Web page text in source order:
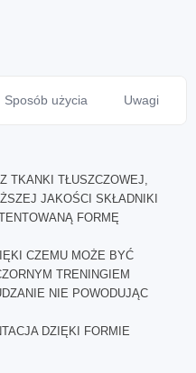
Sposób użycia Uwagi
TKANKI TŁUSZCZOWEJ,
JAKOŚCI SKŁADNIKI
FORMĘ
CZEMU MOŻE BYĆ
TRENINGIEM
NIE POWODUJĄC
DZIĘKI FORMIE